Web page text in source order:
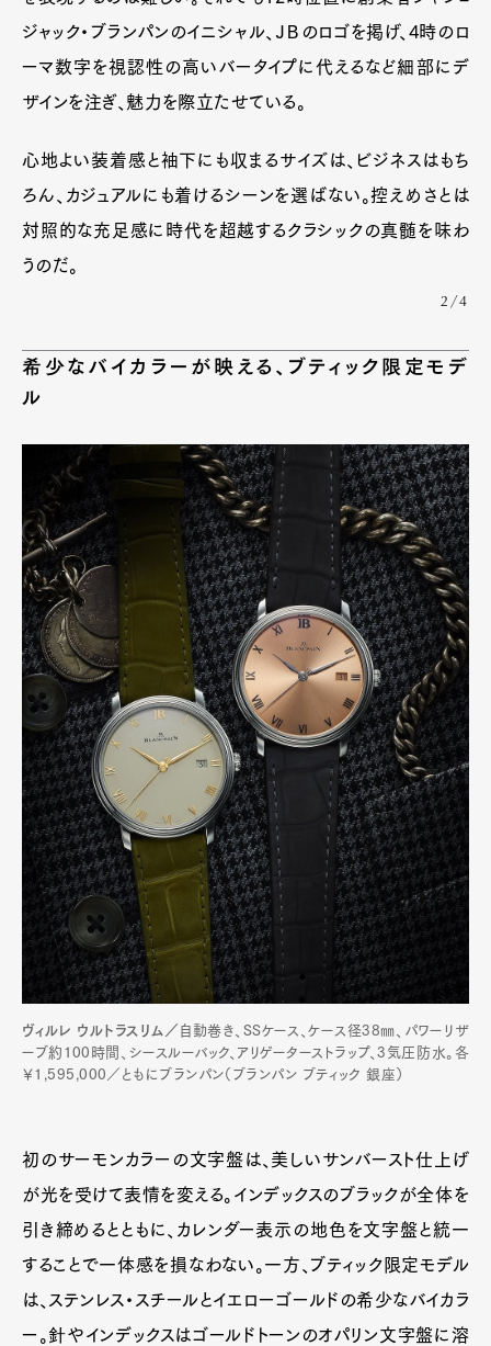
ジャック・ブランパンのイニシャル、ＪＢのロゴを掲げ、4時のロ
ーマ数字を視認性の高いバータイプに代えるなど細部にデ
ザインを注ぎ、魅力を際立たせている。
心地よい装着感と袖下にも収まるサイズは、ビジネスはもち
ろん、カジュアルにも着けるシーンを選ばない。控えめさとは
対照的な充足感に時代を超越するクラシックの真髄を味わ
うのだ。
2/4
希少なバイカラーが映える、ブティック限定モデ
ル
ヴィルレ ウルトラスリム／ 自動巻き、SSケース、ケース径38㎜、パワーリザ
ーブ約100時間、シースルーバック、アリゲーターストラップ、3気圧防水。各
￥1,595,000／ともにブランパン（ブランパン ブティック 銀座）
初のサーモンカラーの文字盤は、美しいサンバースト仕上げ
が光を受けて表情を変える。インデックスのブラックが全体を
引き締めるとともに、カレンダー表示の地色を文字盤と統一
することで一体感を損なわない。一方、ブティック限定モデル
は、ステンレス・スチールとイエローゴールドの希少なバイカラ
ー。針やインデックスはゴールドトーンのオパリン文字盤に溶